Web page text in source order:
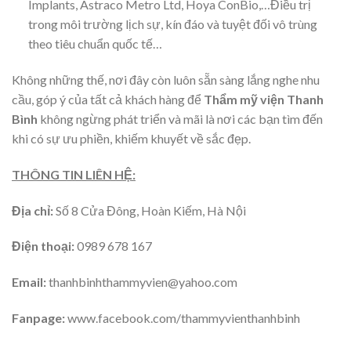
Implants, Astraco Metro Ltd, Hoya ConBio,…Điều trị
trong môi trường lịch sự, kín đáo và tuyệt đối vô trùng
theo tiêu chuẩn quốc tế…
Không những thế, nơi đây còn luôn sẵn sàng lắng nghe nhu
cầu, góp ý của tất cả khách hàng để Thẩm mỹ viện Thanh
Bình không ngừng phát triển và mãi là nơi các bạn tìm đến
khi có sự ưu phiền, khiếm khuyết về sắc đẹp.
THÔNG TIN LIÊN HỆ:
Địa chỉ:Số 8 Cửa Đông, Hoàn Kiếm, Hà Nội
Điện thoại:0989 678 167
Email:thanhbinhthammyvien@yahoo.com
Fanpage:www.facebook.com/thammyvienthanhbinh